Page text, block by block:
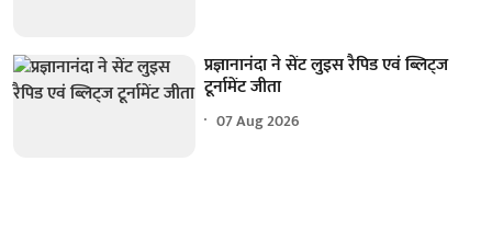
प्रज्ञानानंदा ने सेंट लुइस रैपिड एवं ब्लिट्ज
टूर्नामेंट जीता
07 Aug 2026